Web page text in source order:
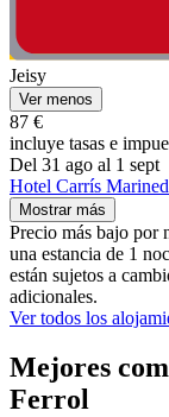
Jeisy
Ver menos
87 €
incluye tasas e
Del 31 ago al 1 sept
Hotel Carrís
Mostrar más
Precio más bajo por
una estancia de 1
están sujetos a
adicionales.
Ver todos los
Mejores
Ferrol